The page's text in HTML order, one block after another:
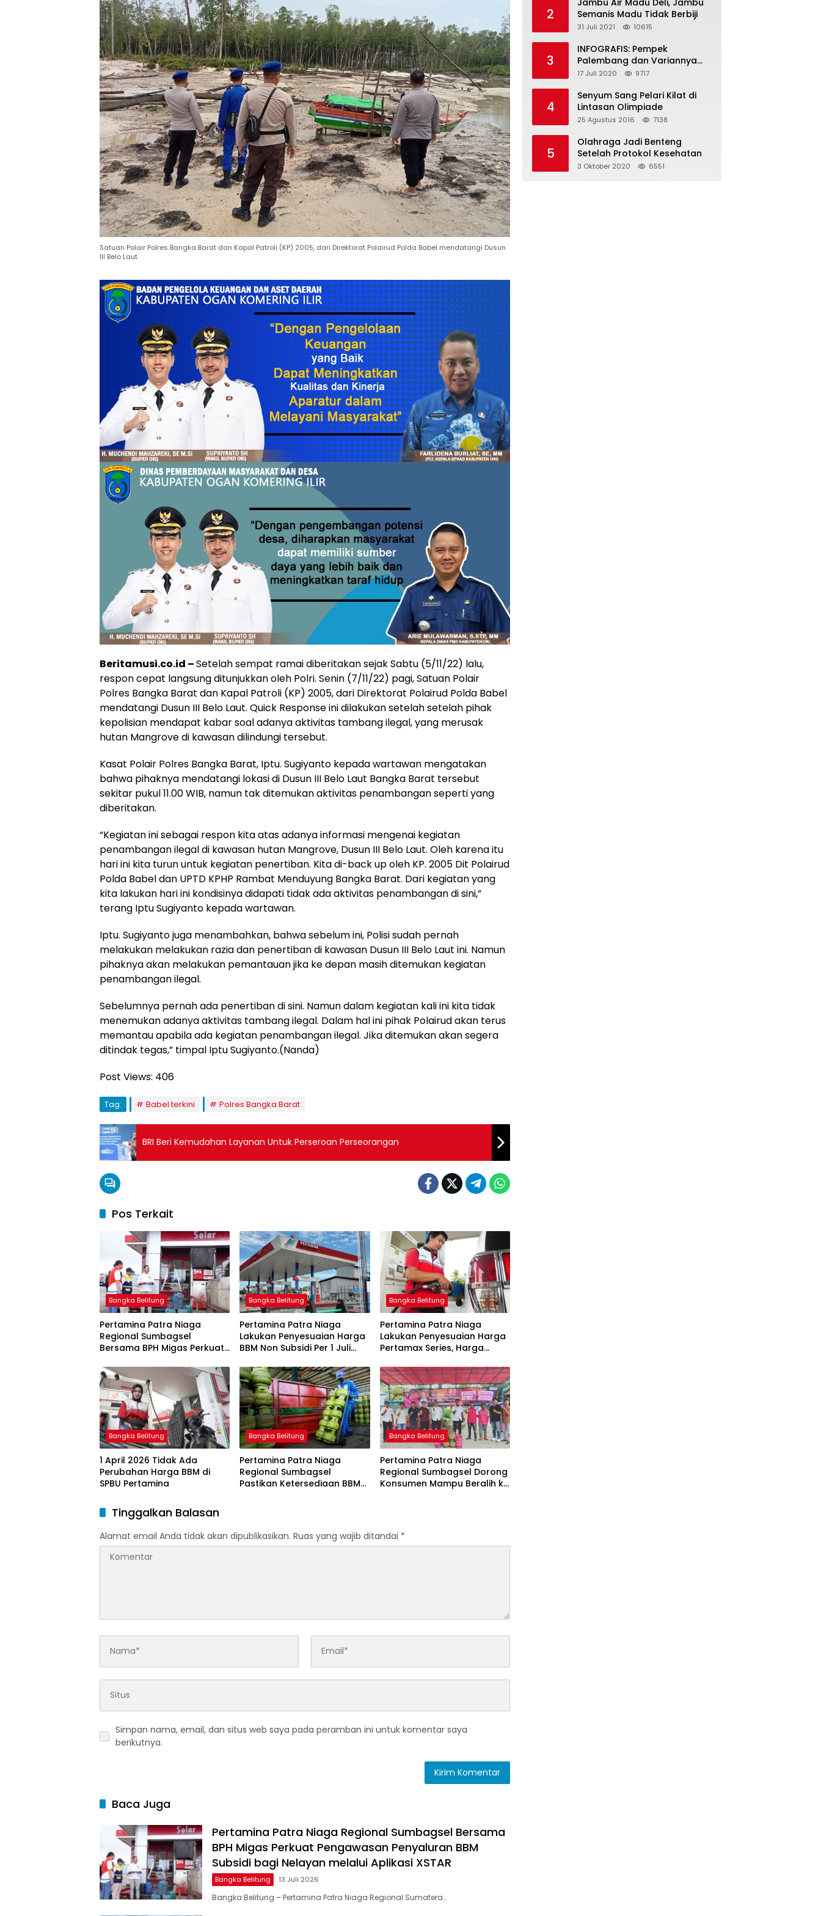
Satuan Polair Polres Bangka Barat dan Kapal Patroli (KP) 2005, dari Direktorat Polairud Polda Babel mendatangi Dusun
III Belo Laut.
Beritamusi.co.id –Setelah sempat ramai diberitakan sejak Sabtu (5/11/22) lalu,
respon cepat langsung ditunjukkan oleh Polri. Senin (7/11/22) pagi, Satuan Polair
Polres Bangka Barat dan Kapal Patroli (KP) 2005, dari Direktorat Polairud Polda Babel
mendatangi Dusun III Belo Laut. Quick Response ini dilakukan setelah setelah pihak
kepolisian mendapat kabar soal adanya aktivitas tambang ilegal, yang merusak
hutan Mangrove di kawasan dilindungi tersebut.
Kasat Polair Polres Bangka Barat, Iptu. Sugiyanto kepada wartawan mengatakan
bahwa pihaknya mendatangi lokasi di Dusun III Belo Laut Bangka Barat tersebut
sekitar pukul 11.00 WIB, namun tak ditemukan aktivitas penambangan seperti yang
diberitakan.
“Kegiatan ini sebagai respon kita atas adanya informasi mengenai kegiatan
penambangan ilegal di kawasan hutan Mangrove, Dusun III Belo Laut. Oleh karena itu
hari ini kita turun untuk kegiatan penertiban. Kita di-back up oleh KP. 2005 Dit Polairud
Polda Babel dan UPTD KPHP Rambat Menduyung Bangka Barat. Dari kegiatan yang
kita lakukan hari ini kondisinya didapati tidak ada aktivitas penambangan di sini,”
terang Iptu Sugiyanto kepada wartawan.
Iptu. Sugiyanto juga menambahkan, bahwa sebelum ini, Polisi sudah pernah
melakukan melakukan razia dan penertiban di kawasan Dusun III Belo Laut ini. Namun
pihaknya akan melakukan pemantauan jika ke depan masih ditemukan kegiatan
penambangan ilegal.
Sebelumnya pernah ada penertiban di sini. Namun dalam kegiatan kali ini kita tidak
menemukan adanya aktivitas tambang ilegal. Dalam hal ini pihak Polairud akan terus
memantau apabila ada kegiatan penambangan ilegal. Jika ditemukan akan segera
ditindak tegas,” timpal Iptu Sugiyanto.(Nanda)
Post Views: 406
Tag: Babel terkini Polres Bangka Barat
BRI Beri Kemudahan Layanan Untuk Perseroan Perseorangan
Pos Terkait
Bangka Belitung
Pertamina Patra Niaga
Regional Sumbagsel
Bersama BPH Migas Perkuat
BBM Subsidi bagi Nelayan
melalui Aplikasi XSTAR
Bangka Belitung
Pertamina Patra Niaga
Lakukan Penyesuaian Harga
BBM Non Subsidi Per 1 Juli
Bangka Belitung
Pertamina Patra Niaga
Lakukan Penyesuaian Harga
Pertamax Series, Harga
Tetap
Bangka Belitung
1 April 2026 Tidak Ada
Perubahan Harga BBM di
SPBU Pertamina
Bangka Belitung
Pertamina Patra Niaga
Regional Sumbagsel
Pastikan Ketersediaan BBM
Bangka Belitung
Pertamina Patra Niaga
Regional Sumbagsel Dorong
Konsumen Mampu Beralih ke
Tinggalkan Balasan
Alamat email Anda tidak akan dipublikasikan. Ruas yang wajib ditandai *
Simpan nama, email, dan situs web saya pada peramban ini untuk komentar saya
berikutnya.
Baca Juga
Pertamina Patra Niaga Regional Sumbagsel Bersama
BPH Migas Perkuat Pengawasan Penyaluran BBM
Subsidi bagi Nelayan melalui Aplikasi XSTAR
Bangka Belitung 13 Juli 2026
Bangka Belitung – Pertamina Patra Niaga Regional Sumatera…
2
Jambu Air Madu Deli, Jambu
Semanis Madu Tidak Berbiji
31 Juli 2021 10615
3
INFOGRAFIS: Pempek
Palembang dan Variannya
yang Melegenda
17 Juli 2020 9717
4
Senyum Sang Pelari Kilat di
Lintasan Olimpiade
25 Agustus 2016 7138
5
Olahraga Jadi Benteng
Setelah Protokol Kesehatan
3 Oktober 2020 6551